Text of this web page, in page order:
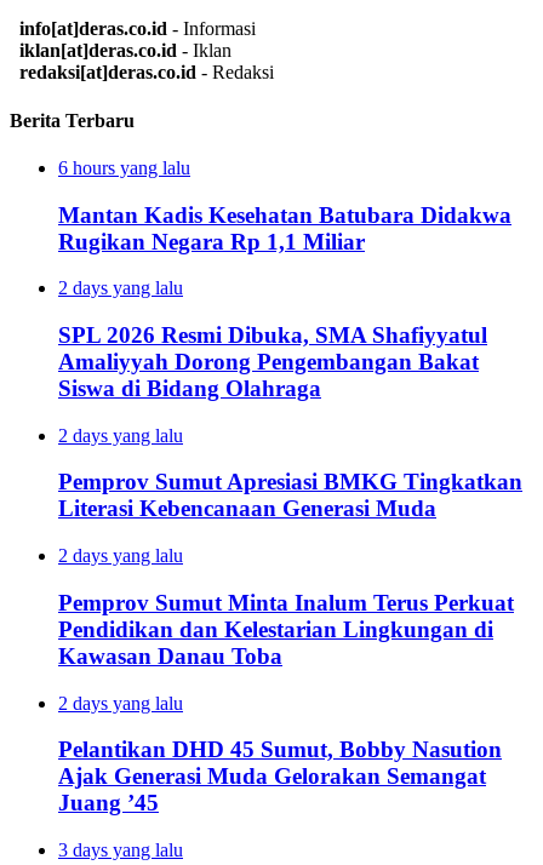
info[at]deras.co.id - Informasi
iklan[at]deras.co.id - Iklan
redaksi[at]deras.co.id - Redaksi
Berita Terbaru
6 hours yang lalu
Mantan Kadis Kesehatan Batubara Didakwa
Rugikan Negara Rp 1,1 Miliar
2 days yang lalu
SPL 2026 Resmi Dibuka, SMA Shafiyyatul
Amaliyyah Dorong Pengembangan Bakat
Siswa di Bidang Olahraga
2 days yang lalu
Pemprov Sumut Apresiasi BMKG Tingkatkan
Literasi Kebencanaan Generasi Muda
2 days yang lalu
Pemprov Sumut Minta Inalum Terus Perkuat
Pendidikan dan Kelestarian Lingkungan di
Kawasan Danau Toba
2 days yang lalu
Pelantikan DHD 45 Sumut, Bobby Nasution
Ajak Generasi Muda Gelorakan Semangat
Juang ’45
3 days yang lalu